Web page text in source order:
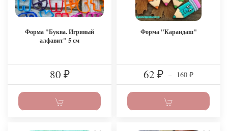
Форма "Буква. Игривый
алфавит" 5 см
80 ₽
Форма "Карандаш"
62 ₽ – 160 ₽